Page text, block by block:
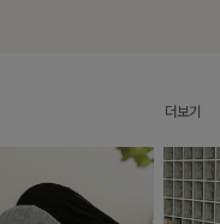
더보기